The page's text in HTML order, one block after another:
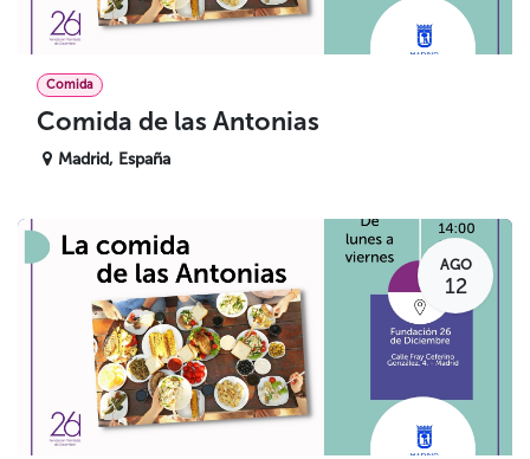
Comida
Comida de las Antonias
Madrid, España
AGO
12